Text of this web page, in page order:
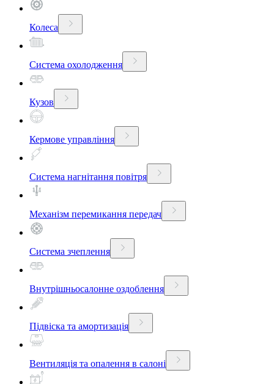
Колеса
Система охолодження
Кузов
Кермове управління
Система нагнітання повітря
Механізм перемикання передач
Система зчеплення
Внутрішньосалонне оздоблення
Підвіска та амортизація
Вентиляція та опалення в салоні